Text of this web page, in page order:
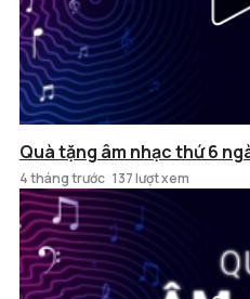
Quà tặng âm nhạc thứ 6
4 tháng trước 137 lượt xem